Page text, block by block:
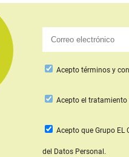
Acepto términos y
Aceptoel tratamiento
Acepto que Grupo EL
del Datos Personal.